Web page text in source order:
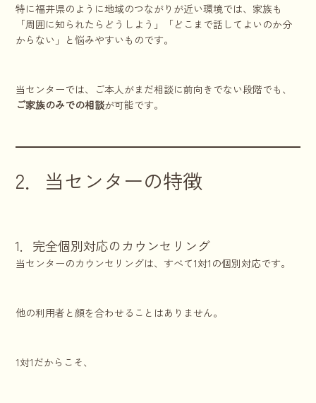
特に福井県のように地域のつながりが近い環境では、家族も
「周囲に知られたらどうしよう」「どこまで話してよいのか分
からない」と悩みやすいものです。
当センターでは、ご本人がまだ相談に前向きでない段階でも、
ご家族のみでの相談が可能です。
2．当センターの特徴
1．完全個別対応のカウンセリング
当センターのカウンセリングは、すべて1対1の個別対応です。
他の利用者と顔を合わせることはありません。
1対1だからこそ、